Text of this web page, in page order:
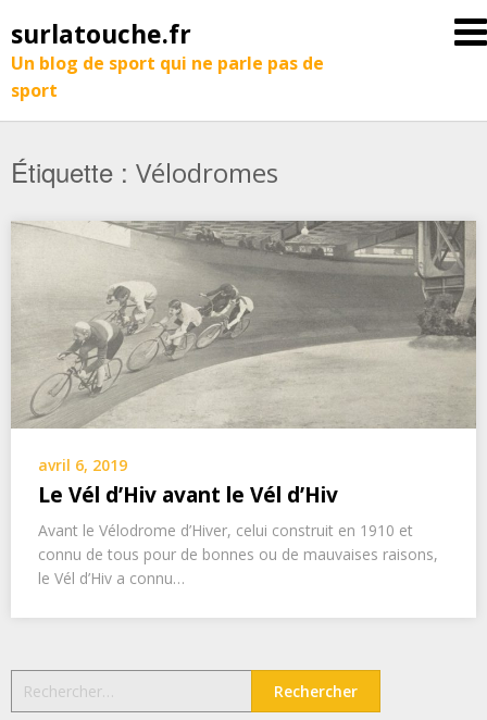
surlatouche.fr
Un blog de sport qui ne parle pas de
sport
Étiquette : Vélodromes
avril 6, 2019
Le Vél d’Hiv avant le Vél d’Hiv
Avant le Vélodrome d’Hiver, celui construit en 1910 et
connu de tous pour de bonnes ou de mauvaises raisons,
le Vél d’Hiv a connu…